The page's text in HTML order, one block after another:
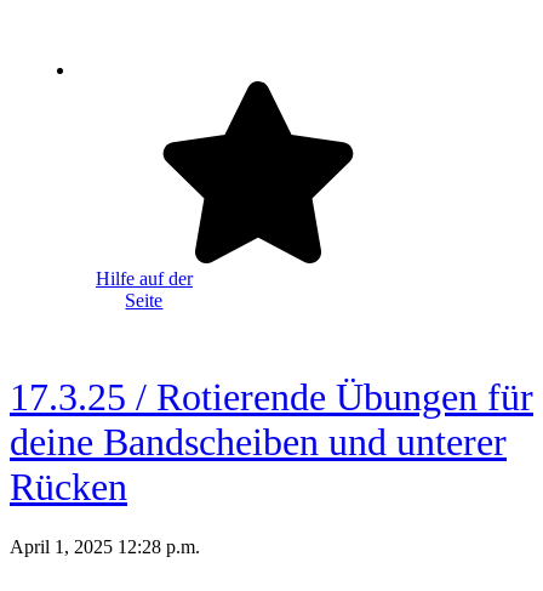
Hilfe auf der
Seite
17.3.25 / Rotierende Übungen für
deine Bandscheiben und unterer
Rücken
April 1, 2025 12:28 p.m.